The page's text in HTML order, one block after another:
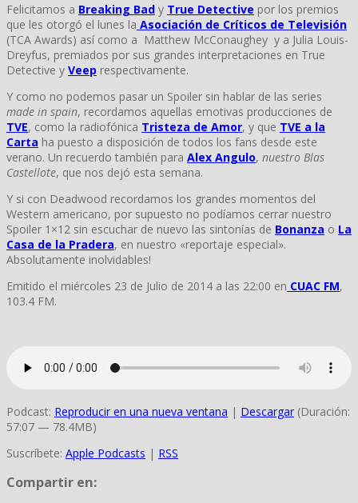
Felicitamos a Breaking Bad y True Detective por los premios
que les otorgó el lunes la Asociación de Críticos de Televisión
(TCA Awards) así como a Matthew McConaughey y a Julia Louis-
Dreyfus, premiados por sus grandes interpretaciones en True
Detective y Veep respectivamente.
Y como no podemos pasar un Spoiler sin hablar de las series
made in spain, recordamos aquellas emotivas producciones de
TVE, como la radiofónica Tristeza de Amor, y que TVE a la
Carta ha puesto a disposición de todos los fans desde este
verano. Un recuerdo también para Alex Angulo, nuestro Blas
Castellote, que nos dejó esta semana.
Y si con Deadwood recordamos los grandes momentos del
Western americano, por supuesto no podíamos cerrar nuestro
Spoiler 1×12 sin escuchar de nuevo las sintonías de Bonanza o La
Casa de la Pradera, en nuestro «reportaje especial».
Absolutamente inolvidables!
Emitido el miércoles 23 de Julio de 2014 a las 22:00 en CUAC FM,
103.4 FM.
Podcast: Reproducir en una nueva ventana | Descargar (Duración:
57:07 — 78.4MB)
Suscríbete: Apple Podcasts | RSS
Compartir en: